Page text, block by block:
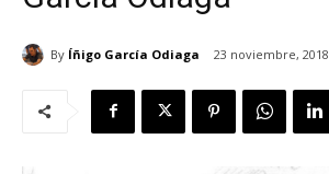
By Íñigo García Odiaga 23 noviembre, 2018